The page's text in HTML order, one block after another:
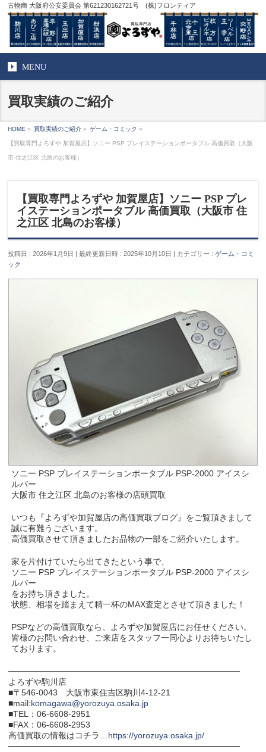
古物商 大阪府公安委員会 第621230162721号 (株)フロンティア
MENU
買取実績のご紹介
HOME » 買取実績のご紹介 » ゲーム・コミック »
【買取専門よろずや 加賀屋店】ソニー PSP プレイステーションポータブル 高価買取（大阪
市 住之江区 北島のお客様）
【買取専門よろずや 加賀屋店】ソニー PSP プレ
イステーションポータブル 高価買取（大阪市 住
之江区 北島のお客様）
投稿日 : 2026年1月9日 最終更新日時 : 2025年10月10日 カテゴリー :ゲーム・コミ
ック
ソニー PSP プレイステーションポータブル PSP-2000 アイスシ
ルバー
大阪市 住之江区 北島のお客様の店頭買取
いつも『よろずや加賀屋店の高価買取ブログ』をご覧頂きまして
誠に有難うございます。
高価買取させて頂きましたお品物の一部をご紹介いたします。
家を片付けていたら出てきたという事で、
ソニー PSP プレイステーションポータブル PSP-2000 アイスシ
ルバー
をお持ち頂きました。
状態、相場を踏まえて精一杯のMAX査定とさせて頂きました！
PSPなどの高価買取なら、よろずや加賀屋店にお任せください。
皆様のお問い合わせ、ご来店をスタッフ一同心よりお待ちいたし
ております。
───────────────────────────────────────
よろずや駒川店
■〒546-0043 大阪市東住吉区駒川4-12-21
■mail:komagawa@yorozuya.osaka.jp
■TEL：06-6608-2951
■FAX：06-6608-2953
高価買取の情報はコチラ…https://yorozuya.osaka.jp/
───────────────────────────────────────